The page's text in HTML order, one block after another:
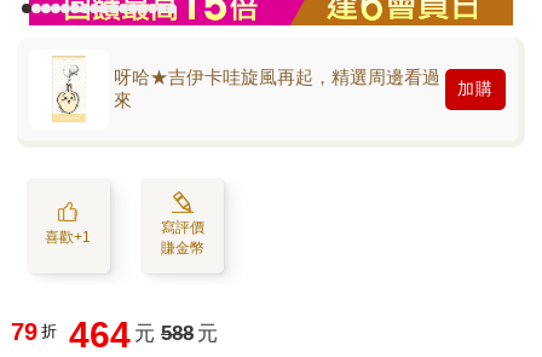
呀哈★吉伊卡哇旋風再起，精選周邊看過
來
加購
喜歡+1
寫評價
賺金幣
79 折 464 元 588 元